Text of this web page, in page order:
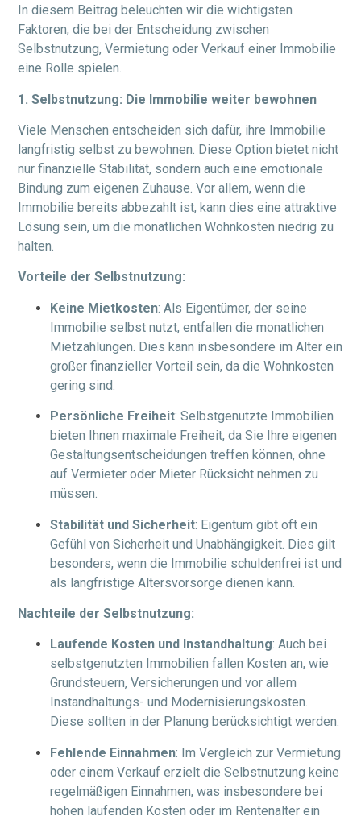
In diesem Beitrag beleuchten wir die wichtigsten
Faktoren, die bei der Entscheidung zwischen
Selbstnutzung, Vermietung oder Verkauf einer Immobilie
eine Rolle spielen.
1. Selbstnutzung: Die Immobilie weiter bewohnen
Viele Menschen entscheiden sich dafür, ihre Immobilie
langfristig selbst zu bewohnen. Diese Option bietet nicht
nur finanzielle Stabilität, sondern auch eine emotionale
Bindung zum eigenen Zuhause. Vor allem, wenn die
Immobilie bereits abbezahlt ist, kann dies eine attraktive
Lösung sein, um die monatlichen Wohnkosten niedrig zu
halten.
Vorteile der Selbstnutzung:
Keine Mietkosten: Als Eigentümer, der seine
Immobilie selbst nutzt, entfallen die monatlichen
Mietzahlungen. Dies kann insbesondere im Alter ein
großer finanzieller Vorteil sein, da die Wohnkosten
gering sind.
Persönliche Freiheit: Selbstgenutzte Immobilien
bieten Ihnen maximale Freiheit, da Sie Ihre eigenen
Gestaltungsentscheidungen treffen können, ohne
auf Vermieter oder Mieter Rücksicht nehmen zu
müssen.
Stabilität und Sicherheit: Eigentum gibt oft ein
Gefühl von Sicherheit und Unabhängigkeit. Dies gilt
besonders, wenn die Immobilie schuldenfrei ist und
als langfristige Altersvorsorge dienen kann.
Nachteile der Selbstnutzung:
Laufende Kosten und Instandhaltung: Auch bei
selbstgenutzten Immobilien fallen Kosten an, wie
Grundsteuern, Versicherungen und vor allem
Instandhaltungs- und Modernisierungskosten.
Diese sollten in der Planung berücksichtigt werden.
Fehlende Einnahmen: Im Vergleich zur Vermietung
oder einem Verkauf erzielt die Selbstnutzung keine
regelmäßigen Einnahmen, was insbesondere bei
hohen laufenden Kosten oder im Rentenalter ein